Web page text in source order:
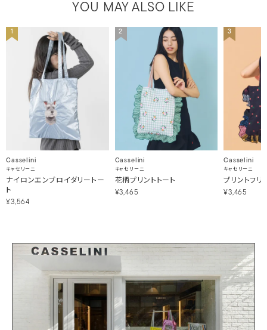
YOU MAY ALSO LIKE
1
Casselini
キャセリーニ
ナイロンエンブロイダリートー
ト
¥3,564
2
Casselini
キャセリーニ
花柄プリントトート
¥3,465
3
Casselini
キャセリーニ
プリントフリ
¥3,465